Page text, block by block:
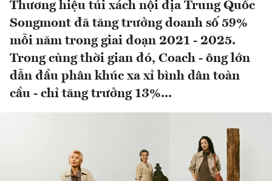
Thương hiệu túi xách nội địa Trung Quốc
Songmont đã tăng trưởng doanh số 59%
mỗi năm trong giai đoạn 2021 - 2025.
Trong cùng thời gian đó, Coach - ông lớn
dẫn đầu phân khúc xa xỉ bình dân toàn
cầu - chỉ tăng trưởng 13%...